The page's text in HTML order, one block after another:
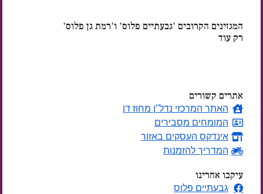
המגזינים הקרובים 'גבעתיים פלוס' ו'רמת גן פלוס'
רק עוד
אתרים קשורים
האתר המרכזי נדל"ן מחוז דן
המומחים מסבירים
אינדקס העסקים באזור
המדריך להזמנות
עיקבו אחרינו
גבעתיים פלוס